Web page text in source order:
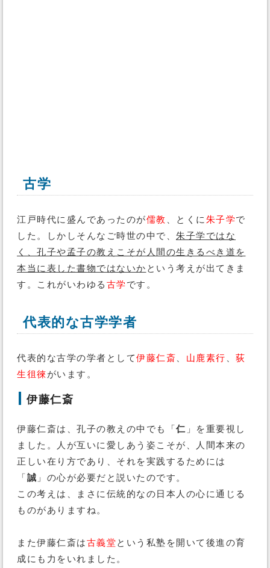
古学
江戸時代に盛んであったのが儒教 、とくに 朱子学で
した。しかしそんなご時世の中で、 朱子学ではな
く、孔子や孟子の教えこそが人間の生きるべき道を
本当に表した書物ではないか という考えが出てきま
す。これがいわゆる 古学です。
代表的な古学学者
代表的な古学の学者として伊藤仁斎 山鹿素行
荻
生徂徠がいます。
伊藤仁斎
伊藤仁斎は、孔子の教えの中でも「 仁 」を重要視し
ました。人が互いに愛しあう姿こそが、人間本来の
正しい在り方であり、それを実践するためには
「 誠 」の心が必要だと説いたのです。
この考えは、まさに伝統的なの日本人の心に通じる
ものがありますね。
また伊藤仁斎は古義堂という私塾を開いて後進の育
成にも力をいれました。